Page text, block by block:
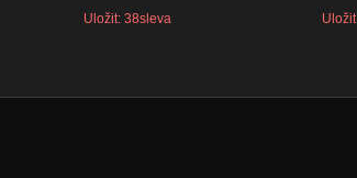
Uložit: 38sleva